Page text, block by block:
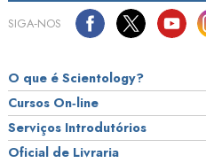
SIGA‑NOS
O que é Scientology?
Cursos On‑line
Serviços Introdutórios
Oficial de Livraria